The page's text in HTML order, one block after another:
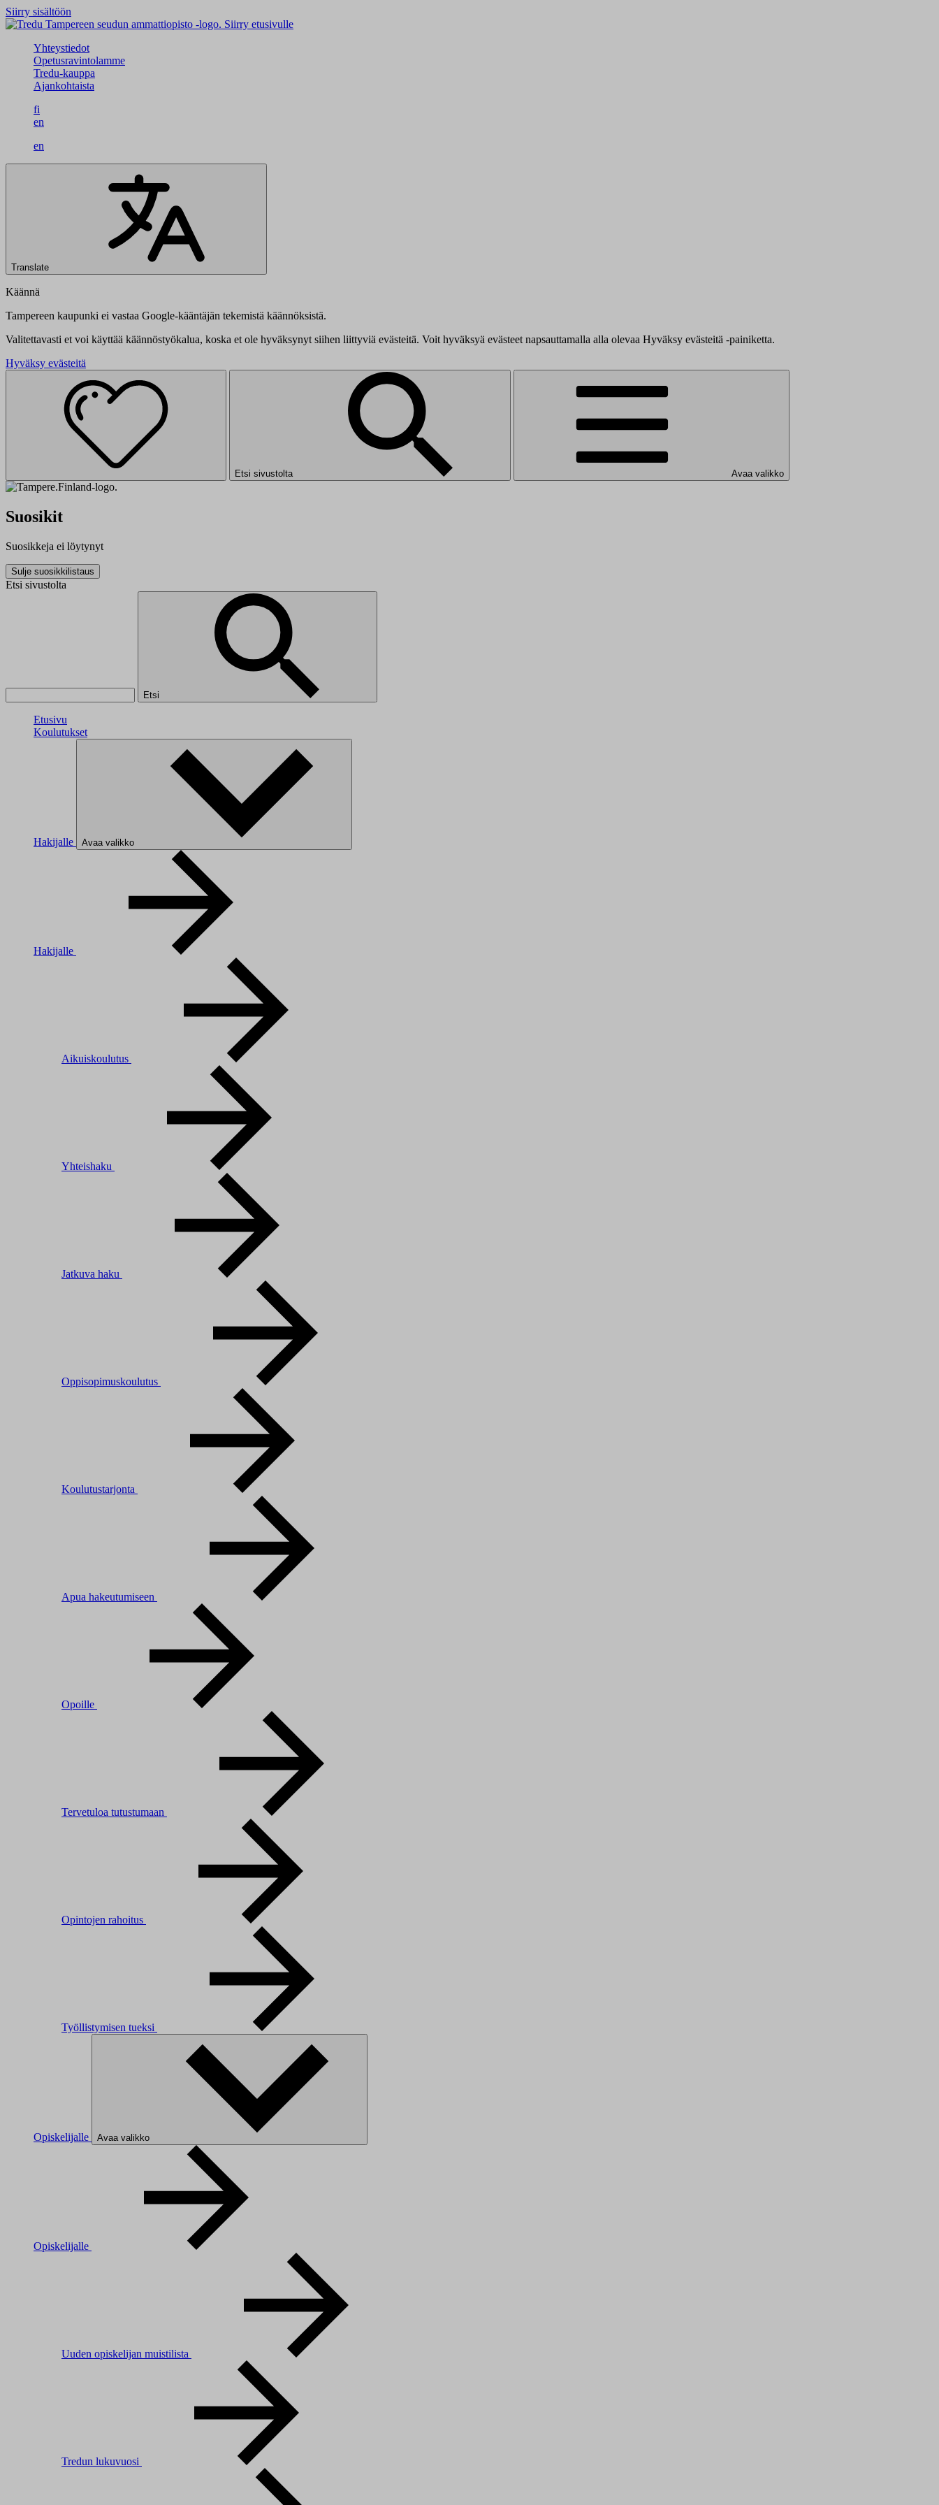
Siirry sisältöön
Siirry etusivulle
Yhteystiedot
Opetusravintolamme
Tredu-kauppa
Ajankohtaista
fi
en
en
Translate
Käännä
Tampereen kaupunki ei vastaa Google-kääntäjän tekemistä käännöksistä.
Valitettavasti et voi käyttää käännöstyökalua, koska et ole hyväksynyt siihen liittyviä evästeitä. Voit hyväksyä evästeet napsauttamalla alla olevaa Hyväksy evästeitä -painiketta.
Hyväksy evästeitä
Etsi sivustolta Avaa valikko
Suosikit
Suosikkeja ei löytynyt
Sulje suosikkilistaus
Etsi sivustolta
Etsi
Etusivu
Koulutukset
Hakijalle Avaa valikko
Hakijalle
Aikuiskoulutus
Yhteishaku
Jatkuva haku
Oppisopimuskoulutus
Koulutustarjonta
Apua hakeutumiseen
Opoille
Tervetuloa tutustumaan
Opintojen rahoitus
Työllistymisen tueksi
Opiskelijalle Avaa valikko
Opiskelijalle
Uuden opiskelijan muistilista
Tredun lukuvuosi